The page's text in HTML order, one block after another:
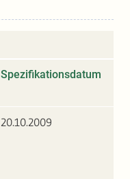
Spezifikationsdatum
20.10.2009